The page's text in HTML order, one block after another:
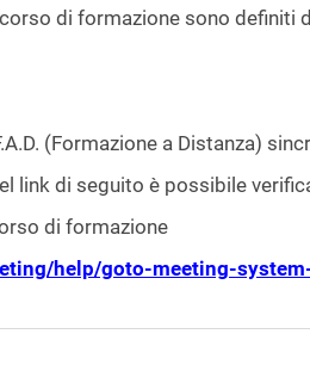
di formazione sono definiti
(Formazione a Distanza)
link di seguito è possibile
di formazione
help/goto-meeting-